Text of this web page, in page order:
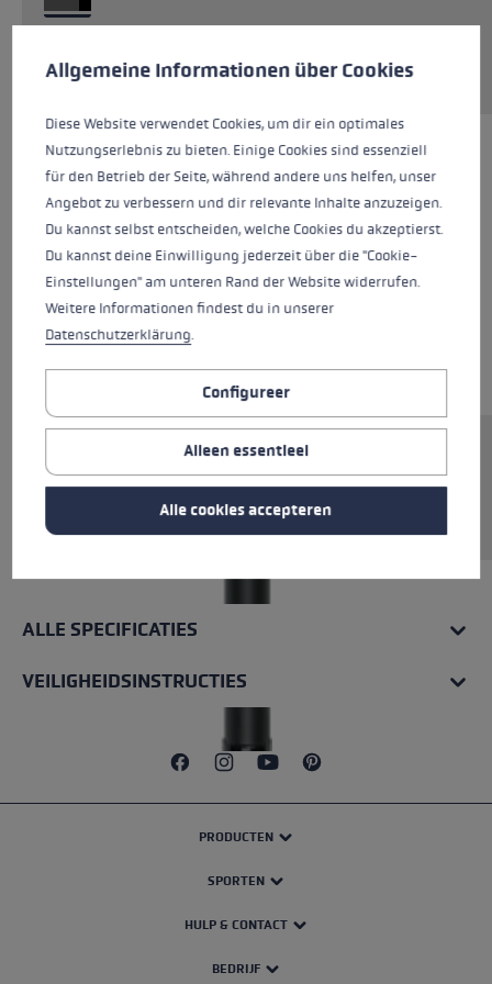
Ersatzsegment (Mittelteil) für LEKI FX.One
Stöcke. Abmessungen: 12x290mm.
Rohrmaterial: Carbon.
ALLE SPECIFICATIES
VEILIGHEIDSINSTRUCTIES
PRODUCTEN
SPORTEN
HULP & CONTACT
BEDRIJF
Allgemeine Informationen über Cookies
Diese Website verwendet Cookies, um dir ein optimales
Nutzungserlebnis zu bieten. Einige Cookies sind essenziell
für den Betrieb der Seite, während andere uns helfen, unser
Angebot zu verbessern und dir relevante Inhalte anzuzeigen.
Du kannst selbst entscheiden, welche Cookies du akzeptierst.
Du kannst deine Einwilligung jederzeit über die "Cookie-
Einstellungen" am unteren Rand der Website widerrufen.
Weitere Informationen findest du in unserer
Datenschutzerklärung.
Configureer
Alleen essentieel
Alle cookies accepteren